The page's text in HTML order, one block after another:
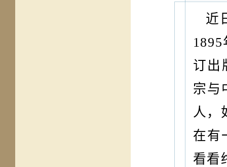
近
订出
宗与
人，
在有
看看